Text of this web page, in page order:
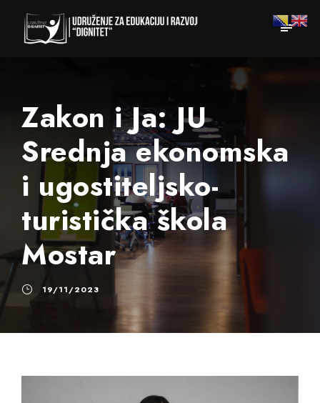
Zakon i Ja: JU
Srednja ekonomska
i ugostiteljsko-
turistička škola
Mostar
19/11/2023